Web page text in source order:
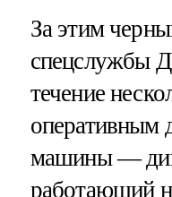
За этим
спецслужбы
течение
оперативным
машины —
работающий